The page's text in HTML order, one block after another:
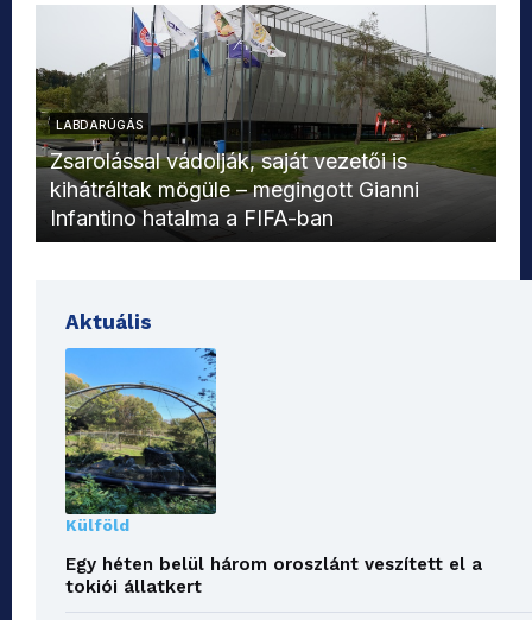
LABDARÚGÁS
Zsarolással vádolják, saját vezetői is
kihátráltak mögüle – megingott Gianni
Infantino hatalma a FIFA-ban
Aktuális
Külföld
Egy héten belül három oroszlánt veszített el a
tokiói állatkert